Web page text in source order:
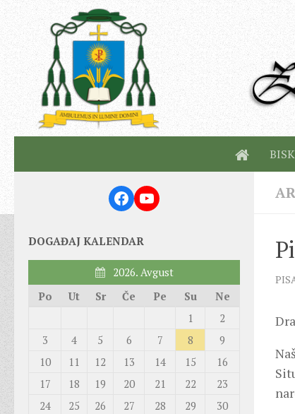
Facebook
YouTube
DOGAĐAJ KALENDAR
2026. Avgust
Po
Ut Sr Če Pe Su Ne
1
2
3
4 5 6 7 8
9
10
11 12 13 14 15
16
17
18 19 20 21 22
23
24
25 26 27 28 29
30